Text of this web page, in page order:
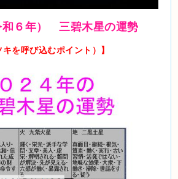
和６年） 三碧木星の運勢
キを呼び込むポイント）】